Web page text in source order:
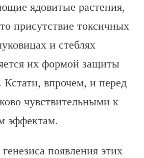
ядовитые растения,
присутствие токсичных
и стеблях
их формой защиты
Кстати, впрочем, и перед
чувствительными к
эффектам.
появления этих